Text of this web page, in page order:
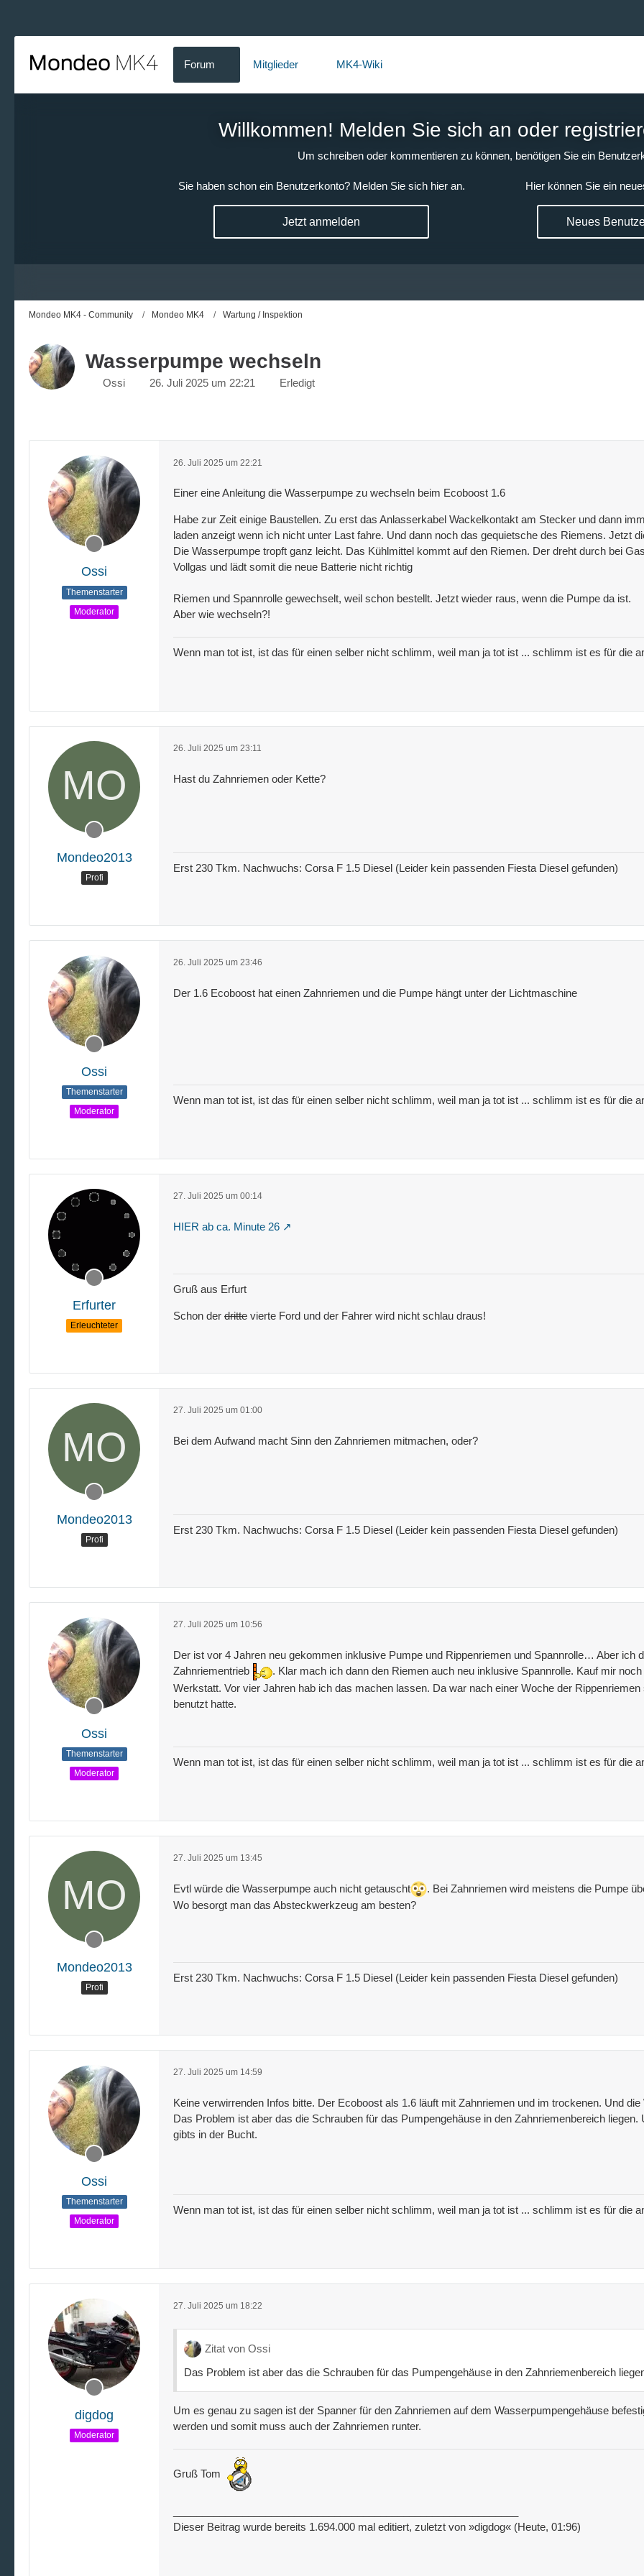
Forum Mitglieder MK4-Wiki
Willkommen! Melden Sie sich an oder
Um schreiben oder kommentieren zu können, benötigen Sie ein
Sie haben schon ein Benutzerkonto? Melden Sie sich hier an.
Jetzt anmelden
Hier können Sie ein
Neues
Mondeo MK4 - Community Mondeo MK4 Wartung / Inspektion
Wasserpumpe wechseln
Ossi 26. Juli 2025 um 22:21 Erledigt
Ossi
Themenstarter
Moderator
26. Juli 2025 um 22:21
Einer eine Anleitung die Wasserpumpe zu wechseln beim Ecoboost 1.6
Habe zur Zeit einige Baustellen. Zu erst das Anlasserkabel Wackelkontakt am Stecker und dann
laden anzeigt wenn ich nicht unter Last fahre. Und dann noch das gequietsche des Riemens. Jetzt
Die Wasserpumpe tropft ganz leicht. Das Kühlmittel kommt auf den Riemen. Der dreht durch bei
Vollgas und lädt somit die neue Batterie nicht richtig
Riemen und Spannrolle gewechselt, weil schon bestellt. Jetzt wieder raus, wenn die Pumpe da ist.
Aber wie wechseln?!
Wenn man tot ist, ist das für einen selber nicht schlimm, weil man ja tot ist ... schlimm ist es für die
Mondeo2013
Profi
26. Juli 2025 um 23:11
Hast du Zahnriemen oder Kette?
Erst 230 Tkm. Nachwuchs: Corsa F 1.5 Diesel (Leider kein passenden Fiesta Diesel gefunden)
Ossi
Themenstarter
Moderator
26. Juli 2025 um 23:46
Der 1.6 Ecoboost hat einen Zahnriemen und die Pumpe hängt unter der Lichtmaschine
Wenn man tot ist, ist das für einen selber nicht schlimm, weil man ja tot ist ... schlimm ist es für die
Erfurter
Erleuchteter
27. Juli 2025 um 00:14
HIER ab ca. Minute 26
Gruß aus Erfurt
Schon der dritte vierte Ford und der Fahrer wird nicht schlau draus!
Mondeo2013
Profi
27. Juli 2025 um 01:00
Bei dem Aufwand macht Sinn den Zahnriemen mitmachen, oder?
Erst 230 Tkm. Nachwuchs: Corsa F 1.5 Diesel (Leider kein passenden Fiesta Diesel gefunden)
Ossi
Themenstarter
Moderator
27. Juli 2025 um 10:56
Der ist vor 4 Jahren neu gekommen inklusive Pumpe und Rippenriemen und Spannrolle… Aber ich
Zahnriementrieb
. Klar mach ich dann den Riemen auch neu inklusive Spannrolle. Kauf mir
Werkstatt. Vor vier Jahren hab ich das machen lassen. Da war nach einer Woche der
benutzt hatte.
Wenn man tot ist, ist das für einen selber nicht schlimm, weil man ja tot ist ... schlimm ist es für die
Mondeo2013
Profi
27. Juli 2025 um 13:45
Evtl würde die Wasserpumpe auch nicht getauscht
. Bei Zahnriemen wird meistens die Pumpe
Wo besorgt man das Absteckwerkzeug am besten?
Erst 230 Tkm. Nachwuchs: Corsa F 1.5 Diesel (Leider kein passenden Fiesta Diesel gefunden)
Ossi
Themenstarter
Moderator
27. Juli 2025 um 14:59
Keine verwirrenden Infos bitte. Der Ecoboost als 1.6 läuft mit Zahnriemen und im trockenen. Und
Das Problem ist aber das die Schrauben für das Pumpengehäuse in den Zahnriemenbereich
gibts in der Bucht.
Wenn man tot ist, ist das für einen selber nicht schlimm, weil man ja tot ist ... schlimm ist es für die
digdog
Moderator
27. Juli 2025 um 18:22
Zitat von Ossi
Das Problem ist aber das die Schrauben für das Pumpengehäuse in den Zahnriemenbereich
Um es genau zu sagen ist der Spanner für den Zahnriemen auf dem Wasserpumpengehäuse
werden und somit muss auch der Zahnriemen runter.
Gruß Tom
Dieser Beitrag wurde bereits 1.694.000 mal editiert, zuletzt von »digdog« (Heute, 01:96)